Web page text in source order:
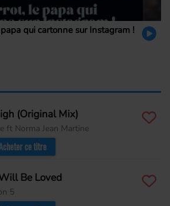
qui cartonne sur Instagram !
(Original Mix)
ft Norma Jean Martine
ce titre
Be Loved
5